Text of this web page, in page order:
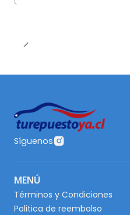
Síguenos
MENÚ
Términos y Condiciones
Politica de reembolso